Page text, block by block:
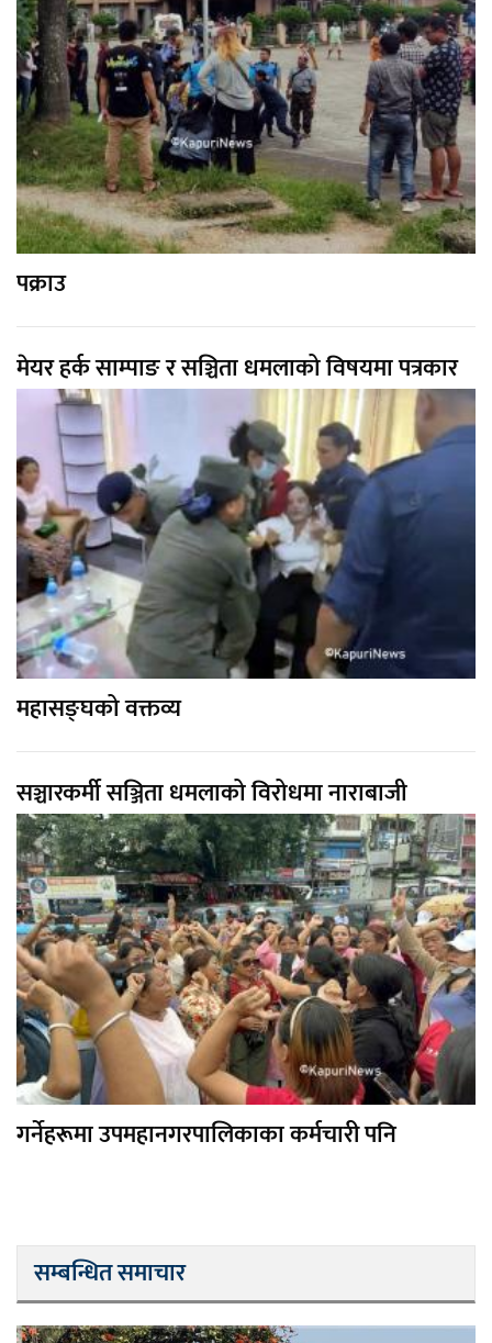
पक्राउ
मेयर हर्क साम्पाङ र सञ्चिता धमलाको विषयमा पत्रकार
महासङ्घको वक्तव्य
सञ्चारकर्मी सञ्जिता धमलाको विरोधमा नाराबाजी
गर्नेहरूमा उपमहानगरपालिकाका कर्मचारी पनि
सम्बन्धित समाचार